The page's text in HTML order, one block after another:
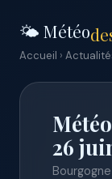
🌤️ Météo
Accueil ›
26